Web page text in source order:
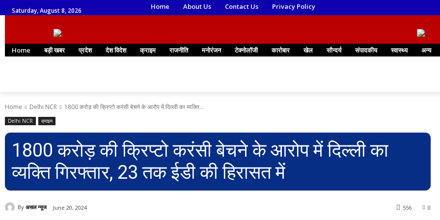
Saturday, August 8, 2026 Home About Us Contact Us Privacy Policy
Home बड़ी खबर प्रदेश देश विदेश क्राइम राजनीति मनोरंजन टेक्नोलॉजी कारोबार खेल सौन्दर्य संपादकीय स्वास्थ्य अन्य
Home Delhi NCR 1800 करोड़ की क्रिप्टो करंसी बेचने के आरोप में दिल्ली का व्यक्ति...
Delhi NCR क्राइम
1800 करोड़ की क्रिप्टो करंसी बेचने के आरोप में दिल्ली का
व्यक्ति गिरफ्तार, 23 तक ईडी की हिरासत में
By असल न्यूज June 20, 2024 0
556